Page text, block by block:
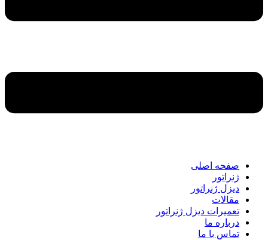
صفحه اصلی
ژنراتور
دیزل ژنراتور
مقالات
تعمیرات دیزل ژنراتور
درباره ما
تماس با ما